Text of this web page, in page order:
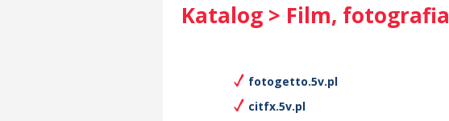
Katalog > Film, fotografia
fotogetto.5v.pl
citfx.5v.pl